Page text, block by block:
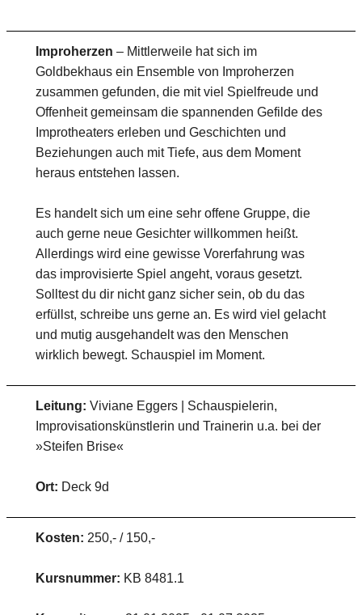
Improherzen – Mittlerweile hat sich im
Goldbekhaus ein Ensemble von Improherzen
zusammen gefunden, die mit viel Spielfreude und
Offenheit gemeinsam die spannenden Gefilde des
Improtheaters erleben und Geschichten und
Beziehungen auch mit Tiefe, aus dem Moment
heraus entstehen lassen.
Es handelt sich um eine sehr offene Gruppe, die
auch gerne neue Gesichter willkommen heißt.
Allerdings wird eine gewisse Vorerfahrung was
das improvisierte Spiel angeht, voraus gesetzt.
Solltest du dir nicht ganz sicher sein, ob du das
erfüllst, schreibe uns gerne an. Es wird viel gelacht
und mutig ausgehandelt was den Menschen
wirklich bewegt. Schauspiel im Moment.
Leitung: Viviane Eggers | Schauspielerin,
Improvisationskünstlerin und Trainerin u.a. bei der
»Steifen Brise«
Ort: Deck 9d
Kosten: 250,- / 150,-
Kursnummer: KB 8481.1